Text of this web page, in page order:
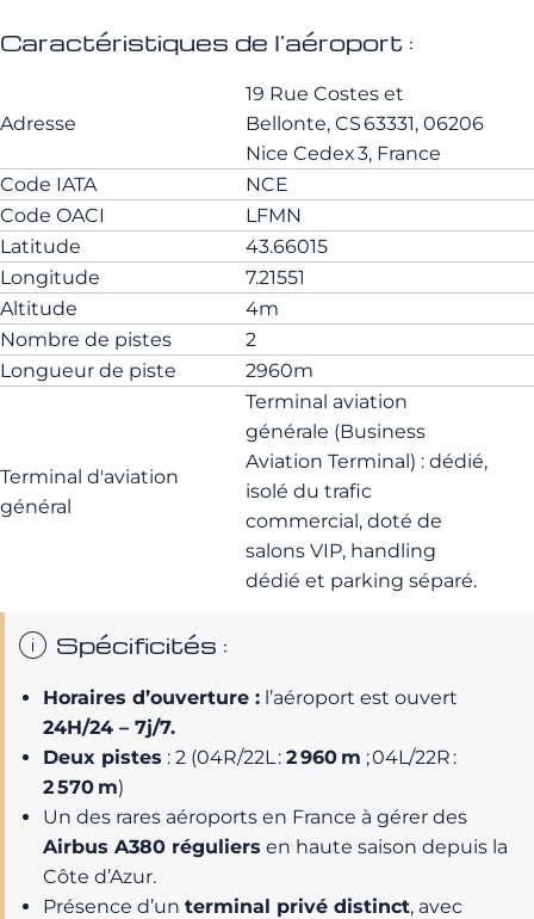
Caractéristiques de l'aéroport :
Adresse
19 Rue Costes et
Bellonte, CS 63331, 06206
Nice Cedex 3, France
Code IATA
NCE
Code OACI
LFMN
Latitude
43.66015
Longitude
7.21551
Altitude
4m
Nombre de pistes
2
Longueur de piste
2960m
Terminal d'aviation
général
Terminal aviation
générale (Business
Aviation Terminal) : dédié,
isolé du trafic
commercial, doté de
salons VIP, handling
dédié et parking séparé.
Spécificités :
Horaires d’ouverture : l’aéroport est ouvert
24H/24 – 7j/7.
Deux pistes : 2 (04R/22L : 2 960 m ; 04L/22R :
2 570 m)
Un des rares aéroports en France à gérer des
Airbus A380 réguliers en haute saison depuis la
Côte d’Azur.
Présence d’un terminal privé distinct, avec